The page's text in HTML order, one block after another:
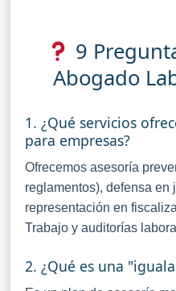
9
Abogado
1. ¿Qué servicios
para empresas?
Ofrecemos asesoría
reglamentos), defensa en
representación en
Trabajo y auditorías
2. ¿Qué es una